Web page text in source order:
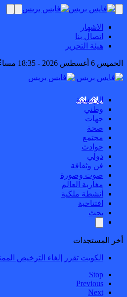
الاشهار
اتصال بنا
هيئة التحرير
الخميس 6 أغسطس 2026 - 18:35 مساءً
الرئيسية
وطني
جهات
صحة
مجتمع
حوادث
دولي
فن وثقافة
صوت وصورة
مغاربة العالم
أنشطة ملكية
افتتاحية
بحث
أخر المستجدات
الكويت تقرر إلغاء الترخيص
Stop
Previous
Next